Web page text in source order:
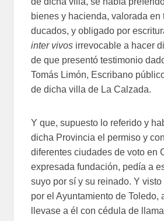
bienes y hacienda, valorada en
ducados, y obligado por
inter vivos irrevocable a hacer
de que presentó testimonio
Tomás Limón, Escribano
de dicha villa de La Calzada.
Y que, supuesto lo referido y
dicha Provincia el permiso y
diferentes ciudades de voto en
expresada fundación, pedía a
suyo por sí y su reinado. Y visto
por el Ayuntamiento de Toledo,
llevase a él con cédula de